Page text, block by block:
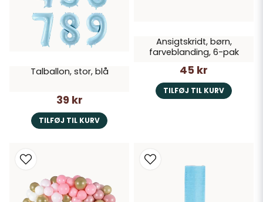
Talballon, stor, blå
39 kr
TILFØJ TIL KURV
Ansigtskridt, børn,
farveblanding, 6-pak
45 kr
TILFØJ TIL KURV